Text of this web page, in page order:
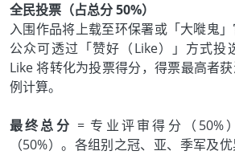
全民投票（占总分 50%）
入围作品将上载至环保署或「大嘥鬼」
公众可透过「赞好（Like）」方式投
Like 将转化为投票得分，得票最高者
例计算。
最终总分 = 专业评审得分（50%
（50%）。各组别之冠、亚、季军及